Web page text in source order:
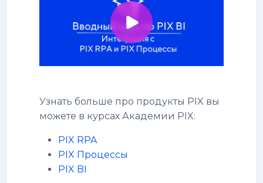
Узнать больше про продукты PIX вы
можете в курсах Академии PIX:
PIX RPA
PIX Процессы
PIX BI